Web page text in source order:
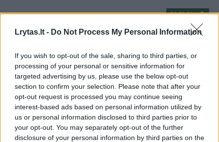
Lrytas.lt - Do Not Process My Personal Information
If you wish to opt-out of the sale, sharing to third parties, or
processing of your personal or sensitive information for
targeted advertising by us, please use the below opt-out
section to confirm your selection. Please note that after your
opt-out request is processed you may continue seeing
interest-based ads based on personal information utilized by
us or personal information disclosed to third parties prior to
your opt-out. You may separately opt-out of the further
disclosure of your personal information by third parties on the
00:21:56
priimti sprendimus krizės metu?
Visi įrašai
Žiūrimiausi įrašai